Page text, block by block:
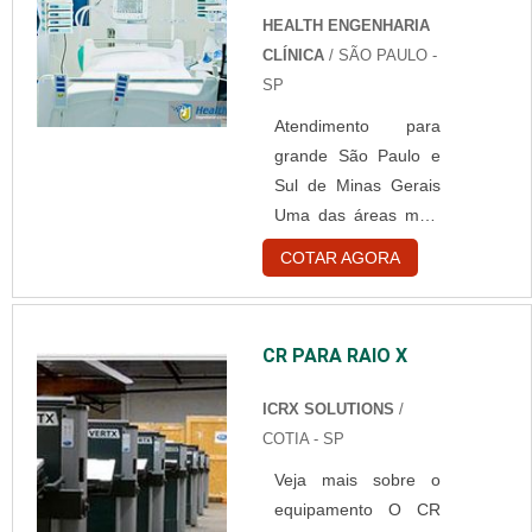
pacientes que
visitarem as clínicas
médicas e hospitais.
Em casos de quebras
e falhas em
aparelhos é
fundamental que seja
empresa eficiente em
HEALTH ENGENHARIA
CLÍNICA / SÃO PAULO -
SP
Atendimento para
grande São Paulo e
Sul de Minas Gerais
Uma das áreas mais
importantes é a área
da saúde. E as
empresas de
hospitalar possuem
produtos e serviços
para
COTAR AGORA
CR PARA RAIO X
ICRX SOLUTIONS /
COTIA - SP
Veja mais sobre o
equipamento O CR